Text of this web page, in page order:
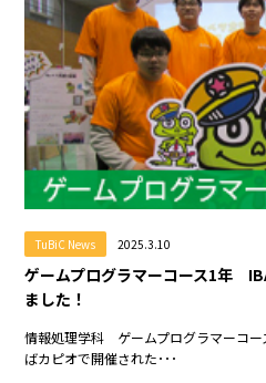
TuBiC News 2025.3.10
ゲームプログラマーコース1年
ました！
情報処理学科 ゲームプログラマーコー
ばカピオで開催された･･･